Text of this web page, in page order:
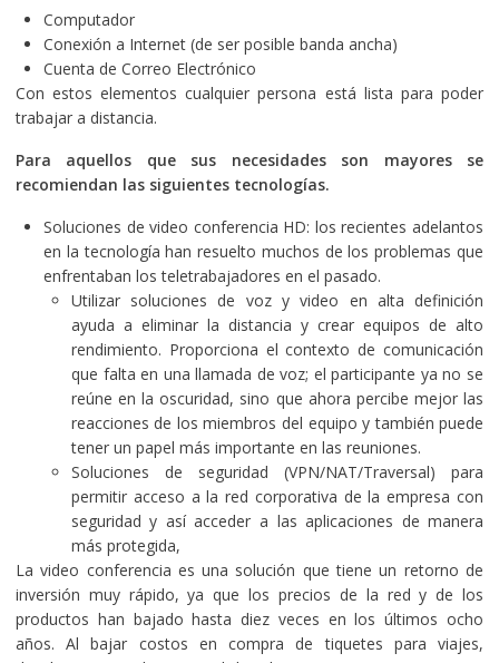
Computador
Conexión a Internet (de ser posible banda ancha)
Cuenta de Correo Electrónico
Con estos elementos cualquier persona está lista para poder
trabajar a distancia.
Para aquellos que sus necesidades son mayores se
recomiendan las siguientes tecnologías.
Soluciones de video conferencia HD: los recientes adelantos
en la tecnología han resuelto muchos de los problemas que
enfrentaban los teletrabajadores en el pasado.
Utilizar soluciones de voz y video en alta definición
ayuda a eliminar la distancia y crear equipos de alto
rendimiento. Proporciona el contexto de comunicación
que falta en una llamada de voz; el participante ya no se
reúne en la oscuridad, sino que ahora percibe mejor las
reacciones de los miembros del equipo y también puede
tener un papel más importante en las reuniones.
Soluciones de seguridad (VPN/NAT/Traversal) para
permitir acceso a la red corporativa de la empresa con
seguridad y así acceder a las aplicaciones de manera
más protegida,
La video conferencia es una solución que tiene un retorno de
inversión muy rápido, ya que los precios de la red y de los
productos han bajado hasta diez veces en los últimos ocho
años. Al bajar costos en compra de tiquetes para viajes,